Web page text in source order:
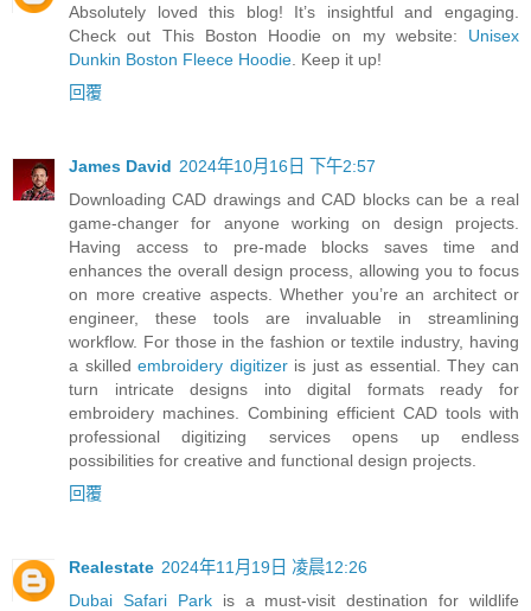
Absolutely loved this blog! It’s insightful and engaging.
Check out This Boston Hoodie on my website: Unisex
Dunkin Boston Fleece Hoodie . Keep it up!
回覆
James David 2024年10月16日 下午2:57
Downloading CAD drawings and CAD blocks can be a real
game-changer for anyone working on design projects.
Having access to pre-made blocks saves time and
enhances the overall design process, allowing you to focus
on more creative aspects. Whether you’re an architect or
engineer, these tools are invaluable in streamlining
workflow. For those in the fashion or textile industry, having
a skilledembroidery digitizeris just as essential. They can
turn intricate designs into digital formats ready for
embroidery machines. Combining efficient CAD tools with
professional digitizing services opens up endless
possibilities for creative and functional design projects.
回覆
Realestate 2024年11月19日 凌晨12:26
Dubai Safari Parkis a must-visit destination for wildlife